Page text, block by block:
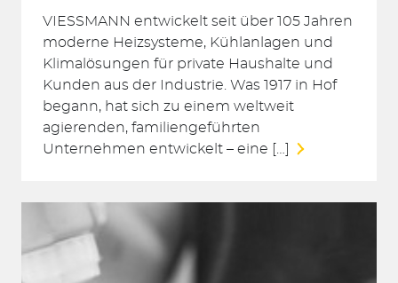
VIESSMANN entwickelt seit über 105 Jahren
moderne Heizsysteme, Kühlanlagen und
Klimalösungen für private Haushalte und
Kunden aus der Industrie. Was 1917 in Hof
begann, hat sich zu einem weltweit
agierenden, familiengeführten
Unternehmen entwickelt – eine […]